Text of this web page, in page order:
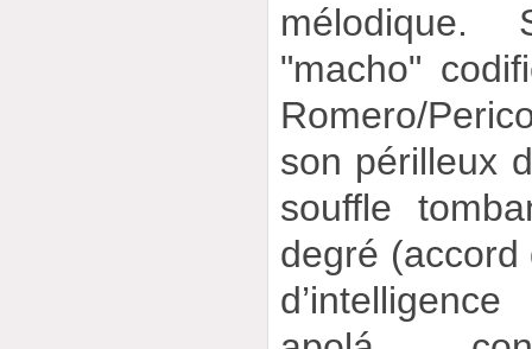
mélodique.
"macho"
Romero/
son périlleux
souffle
degré